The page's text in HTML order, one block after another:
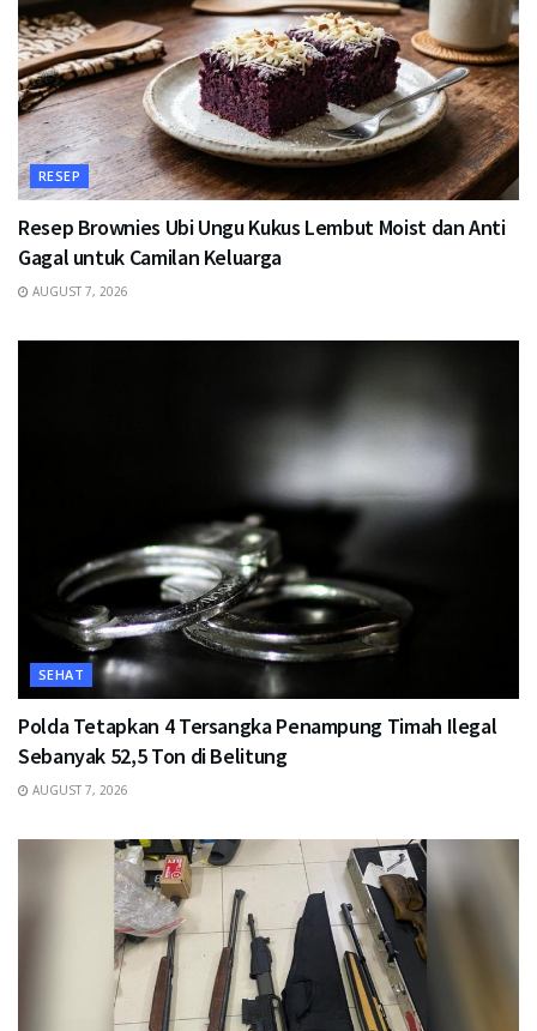
RESEP
Resep Brownies Ubi Ungu Kukus Lembut Moist dan Anti
Gagal untuk Camilan Keluarga
AUGUST 7, 2026
SEHAT
Polda Tetapkan 4 Tersangka Penampung Timah Ilegal
Sebanyak 52,5 Ton di Belitung
AUGUST 7, 2026